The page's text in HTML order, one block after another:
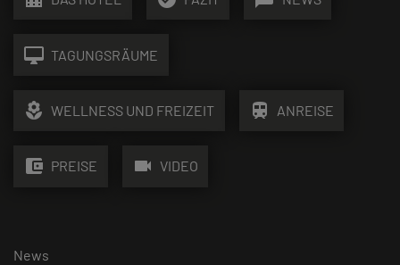
desktop_mac TAGUNGSRÄUME
local_florist WELLNESS UND FREIZEIT train ANREISE
account_balance_wallet PREISE videocam VIDEO
News